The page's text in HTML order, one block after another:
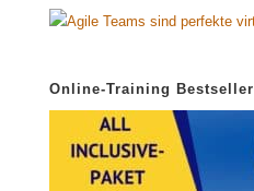
Online-Training Bestseller